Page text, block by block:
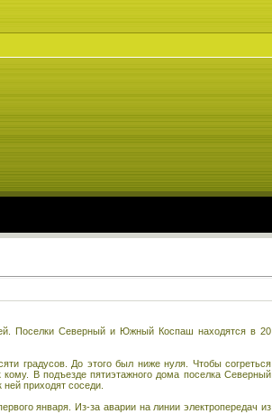
Поселки Северный и Южный Коспаш находятся в 20
градусов. До этого был ниже нуля. Чтобы согреться
В подъезде пятиэтажного дома поселка Северный
приходят соседи.
января. Из-за аварии на линии электропередач из